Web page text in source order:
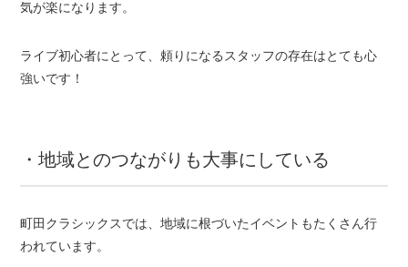
気が楽になります。
ライブ初心者にとって、頼りになるスタッフの存在はとても心
強いです！
・地域とのつながりも大事にしている
町田クラシックスでは、地域に根づいたイベントもたくさん行
われています。